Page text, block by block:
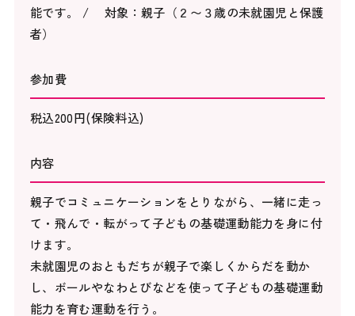
能です。 / 対象：親子（２〜３歳の未就園児と保護
者）
参加費
税込200円(保険料込)
内容
親子でコミュニケーションをとりながら、一緒に走っ
て・飛んで・転がって子どもの基礎運動能力を身に付
けます。
未就園児のおともだちが親子で楽しくからだを動か
し、ボールやなわとびなどを使って子どもの基礎運動
能力を育む運動を行う。